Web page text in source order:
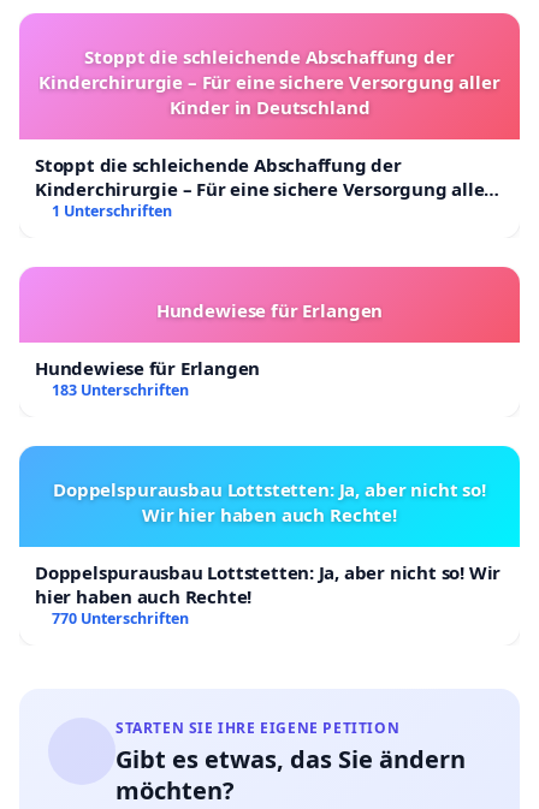
Stoppt die schleichende Abschaffung der
Kinderchirurgie – Für eine sichere Versorgung aller
Kinder in Deutschland
Stoppt die schleichende Abschaffung der
Kinderchirurgie – Für eine sichere Versorgung aller
Kinder in Deutschland
1 Unterschriften
Hundewiese für Erlangen
Hundewiese für Erlangen
183 Unterschriften
Doppelspurausbau Lottstetten: Ja, aber nicht so!
Wir hier haben auch Rechte!
Doppelspurausbau Lottstetten: Ja, aber nicht so! Wir
hier haben auch Rechte!
770 Unterschriften
STARTEN SIE IHRE EIGENE PETITION
Gibt es etwas, das Sie ändern
möchten?